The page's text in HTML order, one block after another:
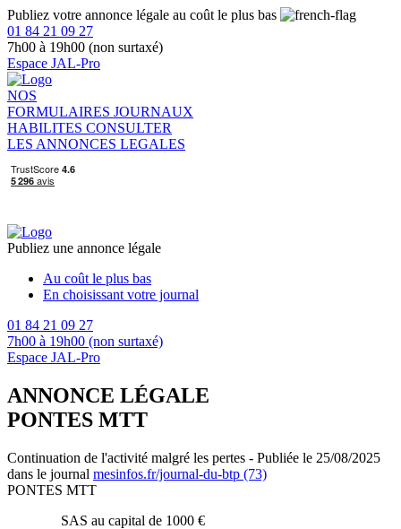
Publiez votre annonce légale au coût le plus bas
01 84 21 09 27
7h00 à 19h00 (non surtaxé)
Espace JAL-Pro
NOS
FORMULAIRES JOURNAUX
HABILITES CONSULTER
LES ANNONCES LEGALES
Publiez une annonce légale
Au coût le plus bas
En choisissant votre journal
01 84 21 09 27
7h00 à 19h00 (non surtaxé)
Espace JAL-Pro
ANNONCE LÉGALE
PONTES MTT
Continuation de l'activité malgré les pertes - Publiée le 25/08/2025
dans le journal mesinfos.fr/journal-du-btp (73)
PONTES MTT
SAS au capital de 1000 €